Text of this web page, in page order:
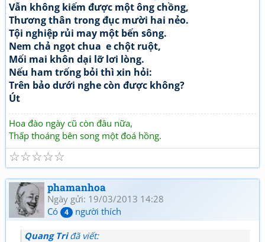
Vẫn không kiếm được một ông chồng,
Thương thân trong đục mười hai nẻo.
Tội nghiệp rủi may một bến sông.
Nem chả ngọt chua e chột ruột,
Mối mai khôn dại lỡ lơi lòng.
Nếu ham trống bỏi thì xin hỏi:
Trên bảo dưới nghe còn được không?
Út
Hoa đào ngày cũ còn đâu nữa,
Thấp thoáng bên song một đoá hồng.
☆
☆
☆
☆
☆
phamanhoa
Ngày gửi: 19/03/2013 14:28
Có
4 người thích
Quang Triđã viết: